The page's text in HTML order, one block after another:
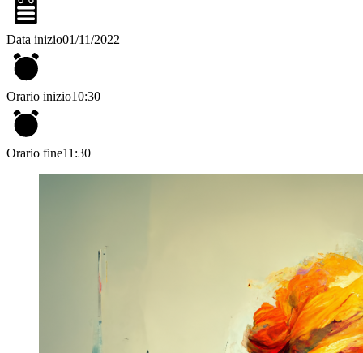
Data inizio01/11/2022
Orario inizio10:30
Orario fine11:30